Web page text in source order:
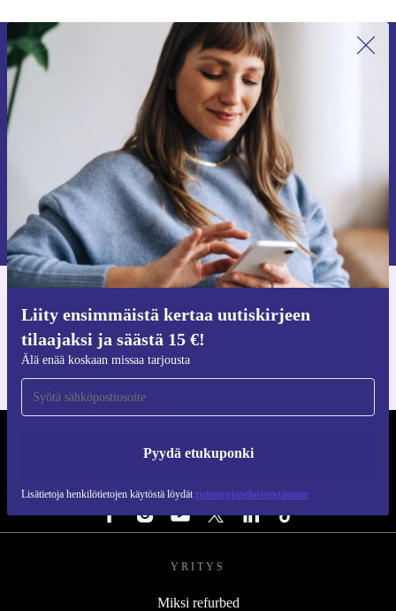
Liity ensimmäistä kertaa uutiskirjeen
tilaajaksi ja säästä 15 €!
Älä enää koskaan missaa tarjousta
Pyydä etukuponki
Lisätietoja henkilötietojen käytöstä löydät tietosuojaselosteestamme
Liity ensimmäistä kertaa uutiskirjeen
tilaajaksi ja säästä 15 €!
Älä missaa enää yhtäkään tarjousta.
Pyydä etukuponki
Lisätietoja henkilötietojen käytöstä löydättietosuojaselosteestamme.
iOS:lle ja Androidille
YRITYS
Miksi refurbed